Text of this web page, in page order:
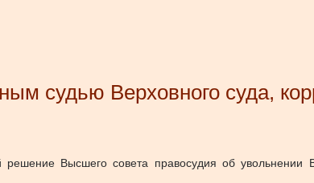
судью Верховного суда,
решение Высшего совета правосудия об